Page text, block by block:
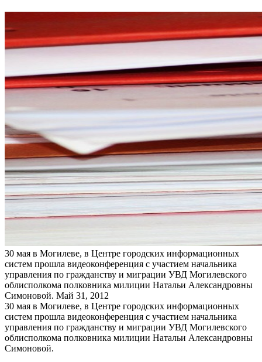
30 мая в Могилеве, в Центре городских информационных
систем прошла видеоконференция с участием начальника
управления по гражданству и миграции УВД Могилевского
облисполкома полковника милиции Натальи Александровны
Симоновой. Май 31, 2012
30 мая в Могилеве, в Центре городских информационных
систем прошла видеоконференция с участием начальника
управления по гражданству и миграции УВД Могилевского
облисполкома полковника милиции Натальи Александровны
Симоновой.